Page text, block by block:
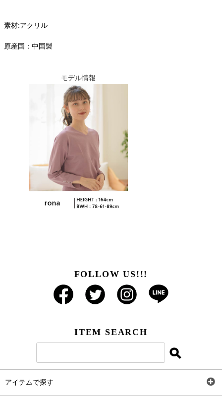
素材:アクリル
原産国：中国製
モデル情報
FOLLOW US!!!
ITEM SEARCH
アイテムで探す